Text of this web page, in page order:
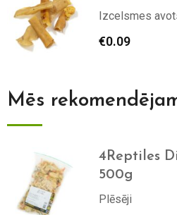
Izcelsmes
€0.09
Mēs
4Reptiles
500g
Plēsēji